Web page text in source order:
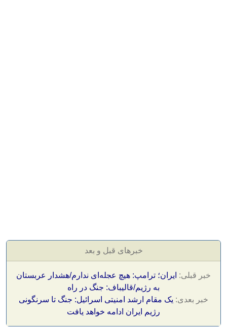
خبرهای قبل و بعد
خبر قبلی: ایران؛ ترامپ: هیچ عجله‌ای ندارم/هشدار عربستان
به رژیم/قالیباف: جنگ در راه
خبر بعدی: یک مقام ارشد امنیتی اسرائیل: جنگ تا سرنگونی
رژیم ایران ادامه خواهد یافت